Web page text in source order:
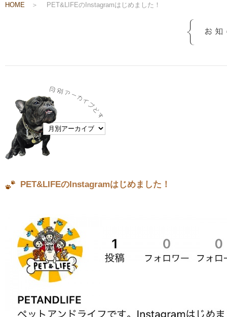
HOME ＞ PET&LIFEのInstagramはじめました！
PET&LIFEのInstagramはじめました！